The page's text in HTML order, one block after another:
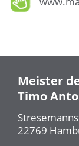
Meister
Timo
22769